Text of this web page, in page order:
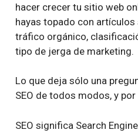
hacer crecer tu sitio web
hayas topado con artículos
tráfico orgánico,
tipo de jerga de marketing.
Lo que deja sólo una
SEO de todos modos, y
SEO significa Search